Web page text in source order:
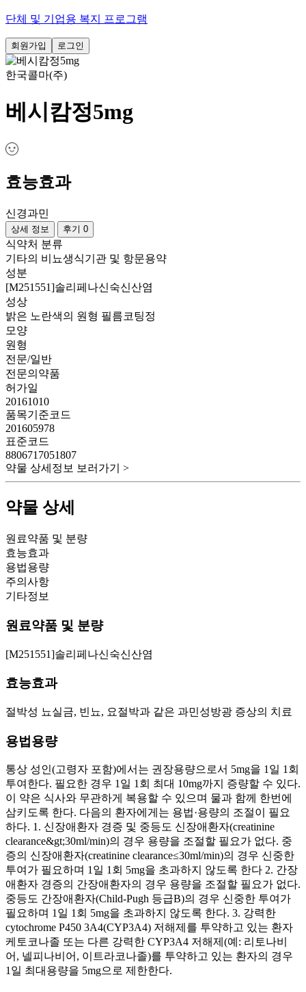
단체 및 기업용 복지 프로그램
회원가입 로그인
한국콜마(주)
베시캄정5mg
효능효과
신경과민
상세 정보 후기 0
식약처 분류
기타의 비뇨생식기관 및 항문용약
성분
[M251551]솔리페나신숙신산염
성상
밝은 노란색의 원형 필름코팅정
모양
원형
전문/일반
전문의약품
허가일
20161010
품목기준코드
201605978
표준코드
8806717051807
약물 상세정보 보러가기 >
약물 상세
원료약품 및 분량
효능효과
용법용량
주의사항
기타정보
원료약품 및 분량
[M251551]솔리페나신숙신산염
효능효과
절박성 뇨실금, 빈뇨, 요절박과 같은 과민성방광 증상의 치료
용법용량
통상 성인(고령자 포함)에서는 권장용량으로서 5mg을 1일 1회
투여한다. 필요한 경우 1일 1회 최대 10mg까지 증량할 수 있다.
이 약은 식사와 무관하게 복용할 수 있으며 물과 함께 한번에
삼키도록 한다. 다음의 환자에게는 용법·용량의 조절이 필요
하다. 1. 신장애환자 경증 및 중등도 신장애환자(creatinine
clearance&gt;30ml/min)의 경우 용량을 조절할 필요가 없다. 중
증의 신장애환자(creatinine clearance≤30ml/min)의 경우 신중한
투여가 필요하며 1일 1회 5mg을 초과하지 않도록 한다 2. 간장
애환자 경증의 간장애환자의 경우 용량을 조절할 필요가 없다.
중등도 간장애환자(Child-Pugh 등급B)의 경우 신중한 투여가
필요하며 1일 1회 5mg을 초과하지 않도록 한다. 3. 강력한
cytochrome P450 3A4(CYP3A4) 저해제를 투약하고 있는 환자
케토코나졸 또는 다른 강력한 CYP3A4 저해제(예: 리토나비
어, 넬피나비어, 이트라코나졸)를 투약하고 있는 환자의 경우
1일 최대용량을 5mg으로 제한한다.